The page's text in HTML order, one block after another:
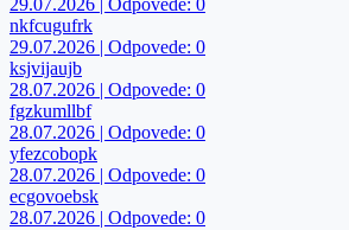
29.07.2026 | Odpovede: 0
nkfcugufrk
29.07.2026 | Odpovede: 0
ksjvijaujb
28.07.2026 | Odpovede: 0
fgzkumllbf
28.07.2026 | Odpovede: 0
yfezcobopk
28.07.2026 | Odpovede: 0
ecgovoebsk
28.07.2026 | Odpovede: 0